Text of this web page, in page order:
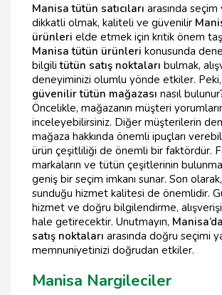
Manisa tütün satıcıları arasında
dikkatli olmak, kaliteli ve güvenilir
ürünleri elde etmek için kritik önem
Manisa tütün ürünleri konusunda
bilgilitütün satış noktaları bulmak,
deneyiminizi olumlu yönde etkiler. Peki,
güvenilir tütün mağazası nasıl
Öncelikle, mağazanın müşteri
inceleyebilirsiniz. Diğer müşterilerin
mağaza hakkında önemli ipuçları
ürün çeşitliliği de önemli bir faktördür.
markaların ve tütün çeşitlerinin
geniş bir seçim imkanı sunar. Son
sunduğu hizmet kalitesi de önemlidir.
hizmet ve doğru bilgilendirme,
hale getirecektir. Unutmayın,
satış noktaları arasında doğru seçimi
memnuniyetinizi doğrudan etkiler.
Manisa Nargileciler